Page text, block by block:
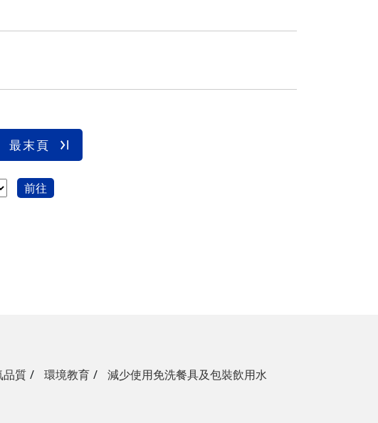
最末頁
前往
品質 環境教育 減少使用免洗餐具及包裝飲用水